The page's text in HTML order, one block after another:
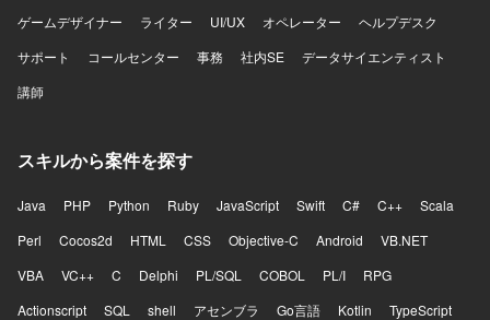
ゲームデザイナー
ライター UI/UX オペレーター
ヘルプデスク
サポート
コールセンター 事務 社内SE
データサイエンティスト
講師
スキルから案件を探す
Java PHP Python Ruby JavaScript Swift C# C++
Scala
Perl
Cocos2d HTML CSS Objective-C Android
VB.NET
VBA
VC++ C Delphi PL/SQL COBOL PL/I
RPG
Actionscript
SQL shell アセンブラ Go言語 Kotlin
TypeScript